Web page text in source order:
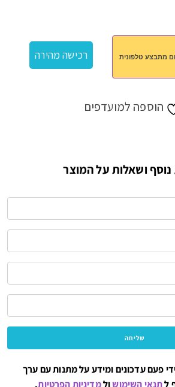
רכישה מהירה
הוספה למועדפים
ושאלות על המוצר
פעם עדכונים ומידע על מתנות עם ערך
לתנאי השימושולמדיניות הפרטיות.